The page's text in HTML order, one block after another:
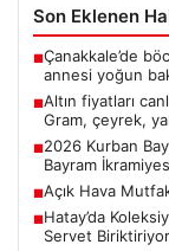
Son Eklenen
■Çanakkale’de
annesi yoğun
■Altın fiyatları
Gram, çeyrek,
■2026 Kurban
Bayram
■Açık Hava
■Hatay’da
Servet Biriktiriyor